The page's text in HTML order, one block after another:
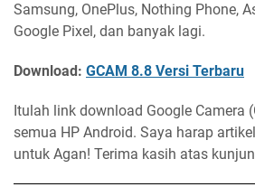
Samsung, OnePlus, Nothing Phone,
Google Pixel, dan banyak lagi.
Download: GCAM 8.8 Versi Terbaru
Itulah link download Google Camera
semua HP Android. Saya harap
untuk Agan! Terima kasih atas